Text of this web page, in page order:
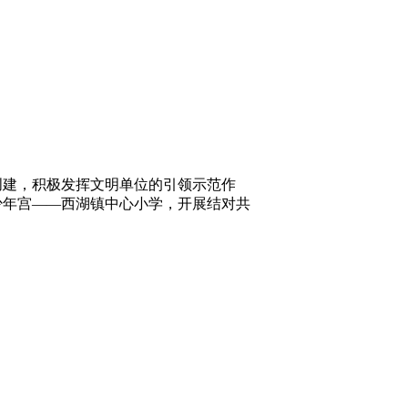
，积极发挥文明单位的引领示范作
年宫——西湖镇中心小学，开展结对共